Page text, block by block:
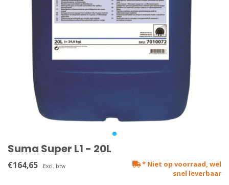
Suma Super L1 - 20L
€164,65 Excl. btw
* Niet op voorraad, wel
snel leverbaar